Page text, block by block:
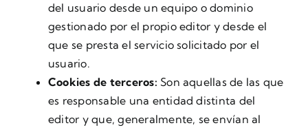
del usuario desde un equipo o dominio
gestionado por el propio editor y desde el
que se presta el servicio solicitado por el
usuario.
Cookies de terceros:Son aquellas de las que
es responsable una entidad distinta del
editor y que, generalmente, se envían al